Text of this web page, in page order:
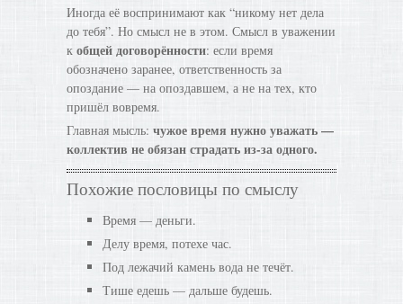
Иногда её воспринимают как “никому нет дела
до тебя”. Но смысл не в этом. Смысл в уважении
к общей договорённости: если время
обозначено заранее, ответственность за
опоздание — на опоздавшем, а не на тех, кто
пришёл вовремя.
Главная мысль: чужое время нужно уважать —
коллектив не обязан страдать из-за одного.
Похожие пословицы по смыслу
Время — деньги.
Делу время, потехе час.
Под лежачий камень вода не течёт.
Тише едешь — дальше будешь.